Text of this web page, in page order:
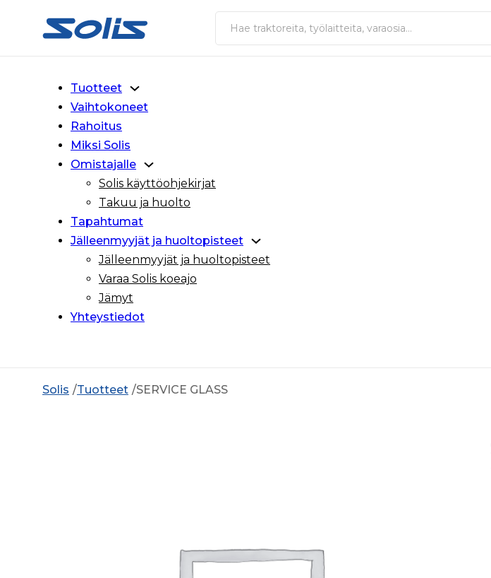
Siirry pääsisältöön
Siirry alatunnisteeseen
Haku
Tuotteet
Vaihtokoneet
Rahoitus
Miksi Solis
Omistajalle
Solis käyttöohjekirjat
Takuu ja huolto
Tapahtumat
Jälleenmyyjät ja huoltopisteet
Jälleenmyyjät ja huoltopisteet
Varaa Solis koeajo
Jämyt
Yhteystiedot
Solis Tuotteet SERVICE GLASS